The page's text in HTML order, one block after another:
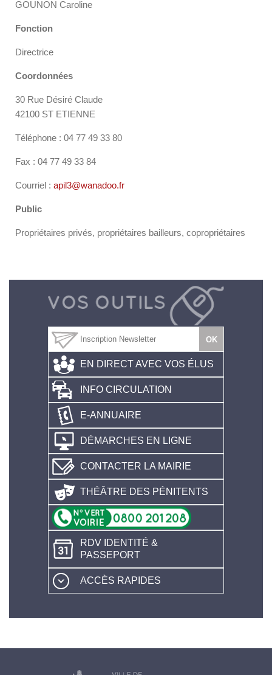
GOUNON Caroline
Fonction
Directrice
Coordonnées
30 Rue Désiré Claude
42100 ST ETIENNE
Téléphone : 04 77 49 33 80
Fax : 04 77 49 33 84
Courriel : apil3@wanadoo.fr
Public
Propriétaires privés, propriétaires bailleurs, copropriétaires
EN DIRECT AVEC VOS ÉLUS
INFO CIRCULATION
E-ANNUAIRE
DÉMARCHES EN LIGNE
CONTACTER LA MAIRIE
THÉÂTRE DES PÉNITENTS
RDV IDENTITÉ &
PASSEPORT
ACCÈS RAPIDES